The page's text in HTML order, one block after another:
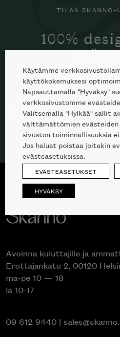
TILAA SKANNO-
100%
Kuluttajille
Avoinna kuluttajille ja
Erottajankatu 2, 00120
ma-pe 10 — 18
la 10-17
09 612 9440 |
Käytämme
käyttökokemuksesi
Napsauttamalla "Hyväksy"
verkkosivustomme
Valitsemalla "Hylkää" sallit
välttämättömien evästeiden
sivuston toiminnallisuuksia
Jos haluat poistaa joitakin
evästeasetuksissa.
EVÄSTEASETUKSET
HYVÄKSY